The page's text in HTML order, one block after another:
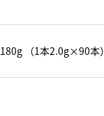
180g （1本2.0g×90本）